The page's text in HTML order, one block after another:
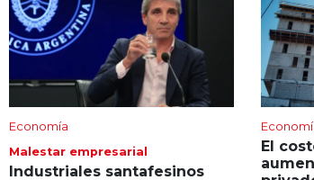
Economía
Malestar empresarial
Industriales santafesinos
El